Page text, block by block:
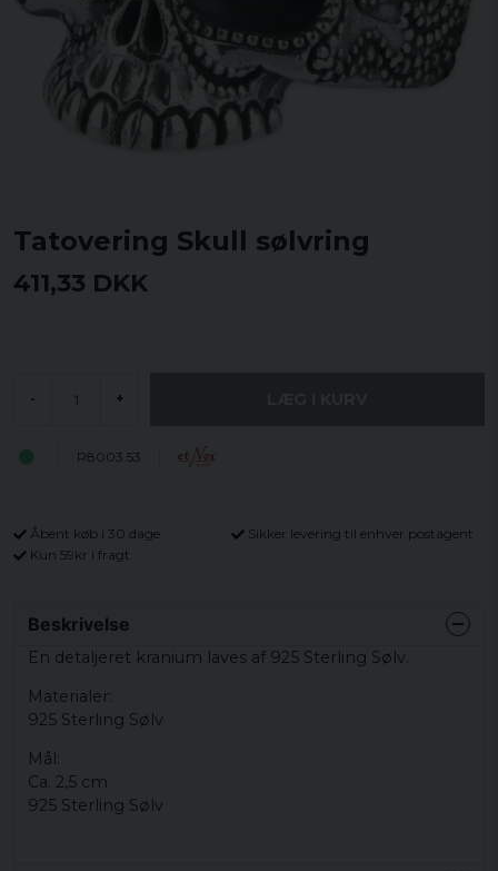
Tatovering Skull sølvring
411,33 DKK
- +
R8003.53
Åbent køb i 30 dage
Sikker levering til enhver postagent
Kun 59kr i fragt
Beskrivelse
En detaljeret kranium laves af 925 Sterling Sølv.
Materialer:
925 Sterling Sølv
Mål:
Ca. 2,5 cm
925 Sterling Sølv